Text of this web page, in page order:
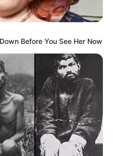
Before You See Her Now